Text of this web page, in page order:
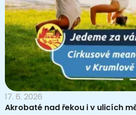
17. 6. 2026
Akrobaté nad řekou i v ulicích